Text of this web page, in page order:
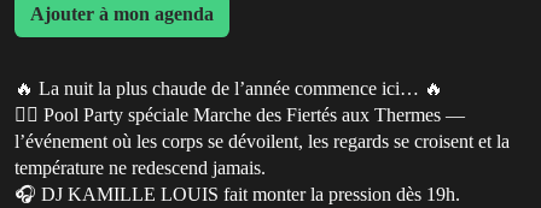
Ajouter à mon agenda
🔥 La nuit la plus chaude de l’année commence ici… 🔥
🏳️‍🌈 Pool Party spéciale Marche des Fiertés aux Thermes —
l’événement où les corps se dévoilent, les regards se croisent et la
température ne redescend jamais.
🎧 DJ KAMILLE LOUIS fait monter la pression dès 19h.